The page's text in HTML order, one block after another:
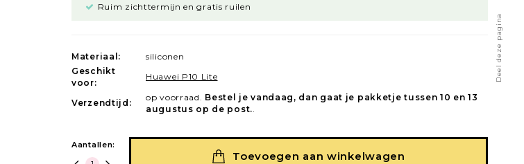
Deel deze pagina
Ruim zichttermijn en gratis ruilen
Materiaal:
siliconen
Geschikt
voor:
Huawei P10 Lite
Verzendtijd:
op voorraad. Bestel je vandaag, dan gaat je pakketje tussen 10 en 13
augustus op de post.
Aantallen:
Toevoegen aan winkelwagen